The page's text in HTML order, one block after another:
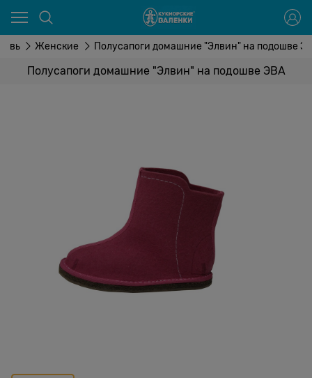
Женские Полусапоги домашние "Элвин" на подошве
Полусапоги домашние "Элвин" на подошве ЭВА